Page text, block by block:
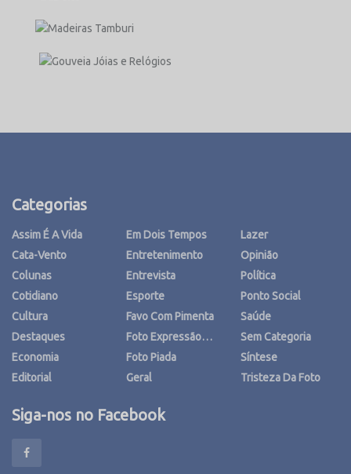
Categorias
Assim É A Vida
Cata-Vento
Colunas
Cotidiano
Cultura
Destaques
Economia
Editorial
Em Dois Tempos
Entretenimento
Entrevista
Esporte
Favo Com Pimenta
Foto Expressão…
Foto Piada
Geral
Lazer
Opinião
Política
Ponto Social
Saúde
Sem Categoria
Síntese
Tristeza Da Foto
Siga-nos no Facebook